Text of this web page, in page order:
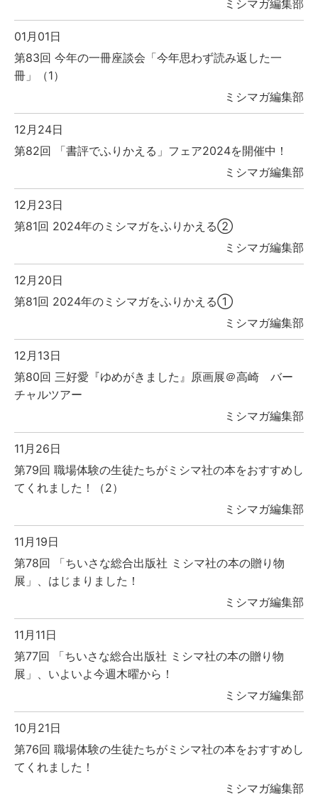
ミシマガ編集部
01月01日
第83回 今年の一冊座談会「今年思わず読み返した一
冊」（1）
ミシマガ編集部
12月24日
第82回 「書評でふりかえる」フェア2024を開催中！
ミシマガ編集部
12月23日
第81回 2024年のミシマガをふりかえる②
ミシマガ編集部
12月20日
第81回 2024年のミシマガをふりかえる①
ミシマガ編集部
12月13日
第80回 三好愛『ゆめがきました』原画展＠高崎 バー
チャルツアー
ミシマガ編集部
11月26日
第79回 職場体験の生徒たちがミシマ社の本をおすすめし
てくれました！（2）
ミシマガ編集部
11月19日
第78回 「ちいさな総合出版社 ミシマ社の本の贈り物
展」、はじまりました！
ミシマガ編集部
11月11日
第77回 「ちいさな総合出版社 ミシマ社の本の贈り物
展」、いよいよ今週木曜から！
ミシマガ編集部
10月21日
第76回 職場体験の生徒たちがミシマ社の本をおすすめし
てくれました！
ミシマガ編集部